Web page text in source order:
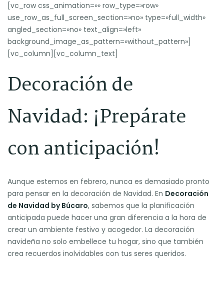
[vc_row css_animation=»» row_type=»row»
use_row_as_full_screen_section=»no» type=»full_width»
angled_section=»no» text_align=»left»
background_image_as_pattern=»without_pattern»]
[vc_column][vc_column_text]
Decoración de
Navidad: ¡Prepárate
con anticipación!
Aunque estemos en febrero, nunca es demasiado pronto
para pensar en la decoración de Navidad. En Decoración
de Navidad by Búcaro, sabemos que la planificación
anticipada puede hacer una gran diferencia a la hora de
crear un ambiente festivo y acogedor. La decoración
navideña no solo embellece tu hogar, sino que también
crea recuerdos inolvidables con tus seres queridos.